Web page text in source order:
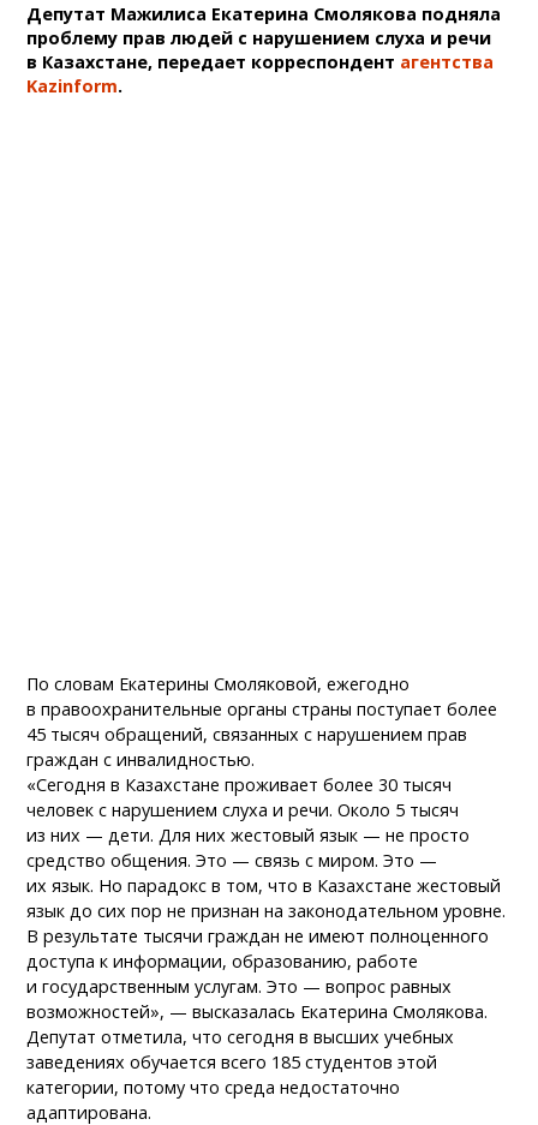
Депутат Мажилиса Екатерина Смолякова подняла
проблему прав людей с нарушением слуха и речи
в Казахстане, передает корреспондент агентства
Kazinform.
По словам Екатерины Смоляковой, ежегодно
в правоохранительные органы страны поступает более
45 тысяч обращений, связанных с нарушением прав
граждан с инвалидностью.
«Сегодня в Казахстане проживает более 30 тысяч
человек с нарушением слуха и речи. Около 5 тысяч
из них — дети. Для них жестовый язык — не просто
средство общения. Это — связь с миром. Это —
их язык. Но парадокс в том, что в Казахстане жестовый
язык до сих пор не признан на законодательном уровне.
В результате тысячи граждан не имеют полноценного
доступа к информации, образованию, работе
и государственным услугам. Это — вопрос равных
возможностей», — высказалась Екатерина Смолякова.
Депутат отметила, что сегодня в высших учебных
заведениях обучается всего 185 студентов этой
категории, потому что среда недостаточно
адаптирована.